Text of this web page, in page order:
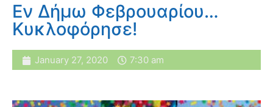
Εν Δήμω Φεβρουαρίου…
Κυκλοφόρησε!
January 27, 2020 7:30 am